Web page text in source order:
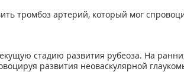
тромбоз артерий, который мог
стадию развития рубеоза. На
развития неоваскулярной